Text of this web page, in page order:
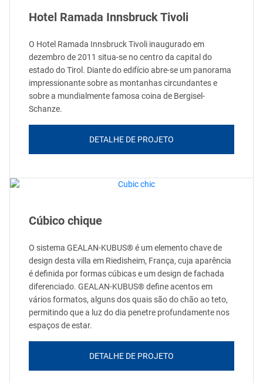
Hotel Ramada Innsbruck Tivoli
O Hotel Ramada Innsbruck Tivoli inaugurado em
dezembro de 2011 situa-se no centro da capital do
estado do Tirol. Diante do edifício abre-se um panorama
impressionante sobre as montanhas circundantes e
sobre a mundialmente famosa coina de Bergisel-
Schanze.
DETALHE DE PROJETO
Cúbico chique
O sistema GEALAN-KUBUS® é um elemento chave de
design desta villa em Riedisheim, França, cuja aparência
é definida por formas cúbicas e um design de fachada
diferenciado. GEALAN-KUBUS® define acentos em
vários formatos, alguns dos quais são do chão ao teto,
permitindo que a luz do dia penetre profundamente nos
espaços de estar.
DETALHE DE PROJETO